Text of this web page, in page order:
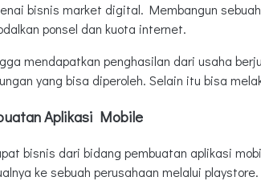
bisnis market digital. Membangun
ponsel dan kuota internet.
mendapatkan penghasilan dari usaha
yang bisa diperoleh. Selain itu bisa
Aplikasi Mobile
bisnis dari bidang pembuatan aplikasi
ke sebuah perusahaan melalui